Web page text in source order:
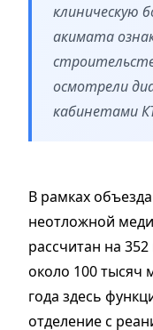
клиническую
акимата
осмотрели
кабинетами
В рамках
неотложной
рассчитан на
около 100 тысяч
года здесь
отделение с